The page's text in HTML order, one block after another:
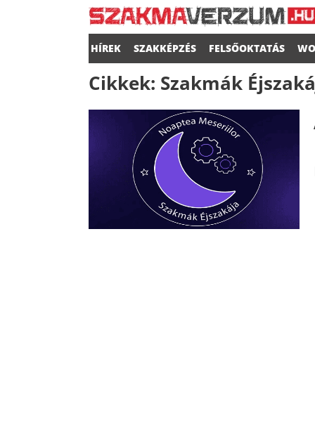
HÍREK SZAKKÉPZÉS FELSŐOKTATÁS
Cikkek: Szakmák